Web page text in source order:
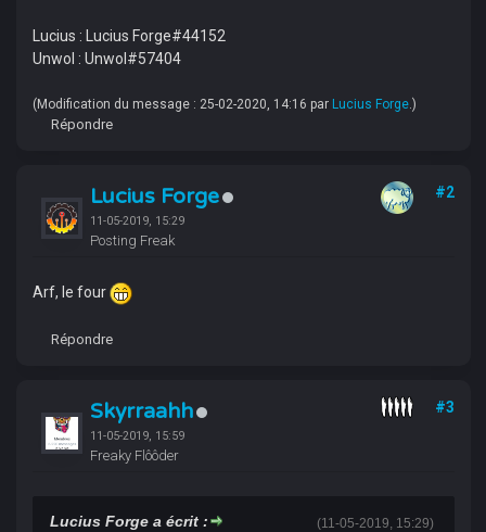
Lucius : Lucius Forge#44152
Unwol : Unwol#57404
(Modification du message : 25-02-2020, 14:16 par Lucius Forge.)
Répondre
Lucius Forge
11-05-2019, 15:29
Posting Freak
#2
Arf, le four
Répondre
Skyrraahh
11-05-2019, 15:59
Freaky Flôôder
#3
(11-05-2019, 15:29)
Lucius Forge a écrit :